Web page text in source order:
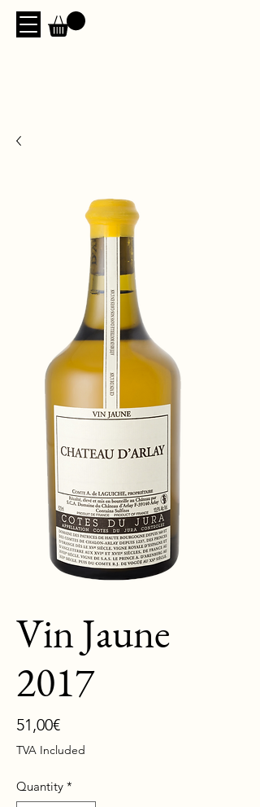
Vin Jaune
2017
51,00€Price
TVA Included
Quantity *